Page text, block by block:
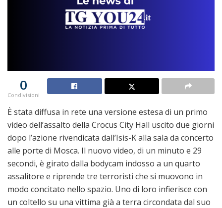
0
Condivisioni
È stata diffusa in rete una versione estesa di un primo
video dell’assalto della Crocus City Hall uscito due giorni
dopo l’azione rivendicata dall’Isis-K alla sala da concerto
alle porte di Mosca. Il nuovo video, di un minuto e 29
secondi, è girato dalla bodycam indosso a un quarto
assalitore e riprende tre terroristi che si muovono in
modo concitato nello spazio. Uno di loro infierisce con
un coltello su una vittima già a terra circondata dal suo